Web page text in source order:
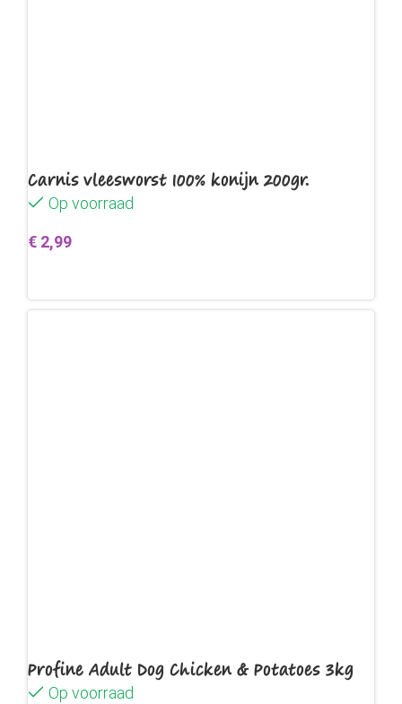
Carnis vleesworst 100% konijn 200gr.
Op voorraad
€ 2,99
Profine Adult Dog Chicken & Potatoes 3kg
Op voorraad